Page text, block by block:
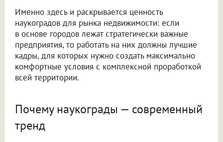
Именно здесь и раскрывается ценность
наукоградов для рынка недвижимости: если
в основе городов лежат стратегически важные
предприятия, то работать на них должны лучшие
кадры, для которых нужно создать максимально
комфортные условия с комплексной проработкой
всей территории.
Почему наукограды — современный
тренд